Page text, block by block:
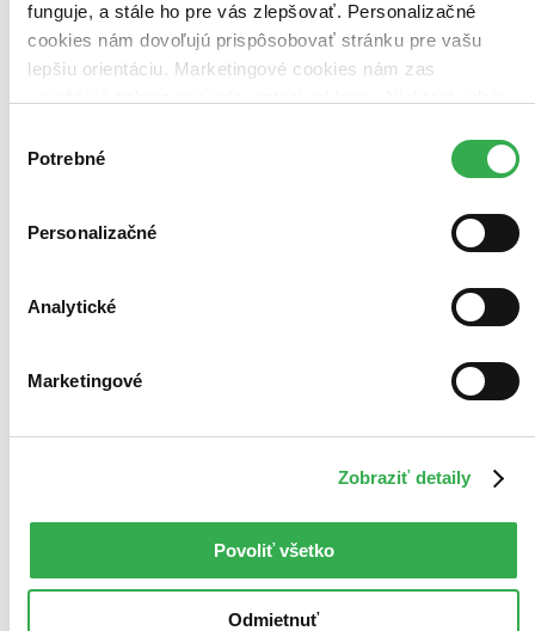
funguje, a stále ho pre vás zlepšovať. Personalizačné
cookies nám dovoľujú prispôsobovať stránku pre vašu
lepšiu orientáciu. Marketingové cookies nám zas
keby sme mohli používať všetky tieto cookies. Ďakujeme!
súhlasu
Potrebné
Personalizačné
Analytické
Marketingové
Zobraziť detaily
Povoliť všetko
Odmietnuť